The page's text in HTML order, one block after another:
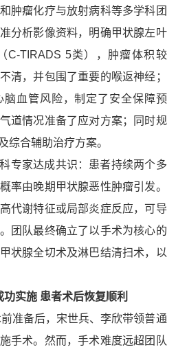
肿瘤化疗与放射病科等多学科团
分析影像资料，明确甲状腺左叶
C-TIRADS 5类），肿瘤体积较
清，并包围了重要的喉返神经；
血管风险，制定了安全保障预
道情况准备了应对方案；同时规
综合辅助治疗方案。
专家达成共识：患者持续两个多
率由晚期甲状腺恶性肿瘤引发。
代谢特征或局部炎症反应，可导
团队最终确立了以手术为核心的
状腺全切术及淋巴结清扫术，以
功实施 患者术后恢复顺利
准备后，宋世兵、李欣带领普通
手术。然而，手术难度远超团队